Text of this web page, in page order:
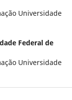
Universidade
Federal de
Universidade